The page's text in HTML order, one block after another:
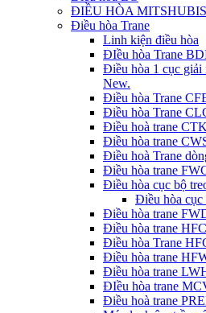
ĐIỀU HÒA
Điều hòa Trane
Linh kiện điều hòa
ĐIều hòa Trane
Điều hòa 1 cục
New.
Điều hòa Trane
Điều hòa Trane
Điều hoà trane
Điều hòa trane
Điều hoà Trane
Điều hòa trane
Điều hòa cục bộ
Điều hòa cục
Điều hòa trane
Điều hòa trane
Điều hòa Trane
Điều hòa trane
Điều hòa trane
ĐIều hòa trane
Điều hoà trane